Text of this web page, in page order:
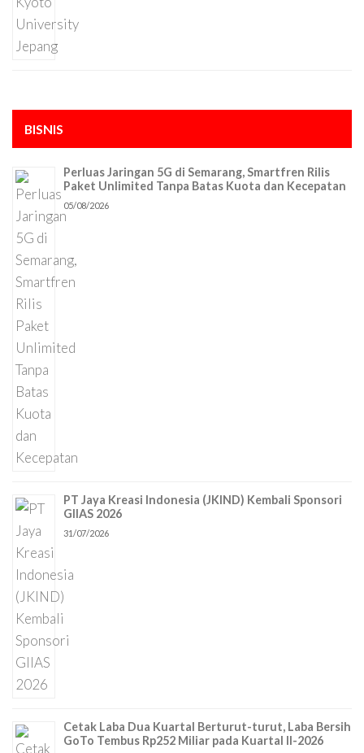
BISNIS
Perluas Jaringan 5G di Semarang, Smartfren Rilis
Paket Unlimited Tanpa Batas Kuota dan Kecepatan
05/08/2026
PT Jaya Kreasi Indonesia (JKIND) Kembali Sponsori
GIIAS 2026
31/07/2026
Cetak Laba Dua Kuartal Berturut-turut, Laba Bersih
GoTo Tembus Rp252 Miliar pada Kuartal II-2026